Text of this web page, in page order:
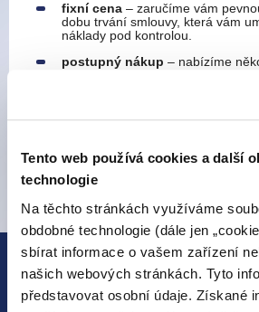
Tento web používá cookies a další
technologie
Na těchto stránkách využíváme
obdobné technologie (dále jen
sbírat informace o vašem zařízení
našich webových stránkách. Tyto
představovat osobní údaje. Získané
fixní cena – zaručíme vám
dobu trvání smlouvy, která vám
náklady pod kontrolou.
postupný nákup – nabízíme
nákupních krocích. Při tomto
nákupu energie za nevýhodných
denním trhu za spotové ceny.
ELEKTŘINA